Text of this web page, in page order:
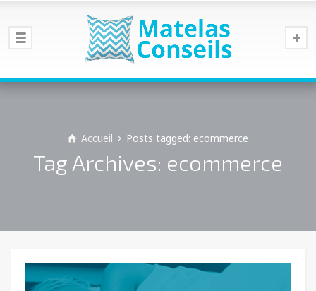
Accueil Posts tagged: ecommerce
Tag Archives: ecommerce